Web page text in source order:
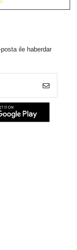
ile haberdar